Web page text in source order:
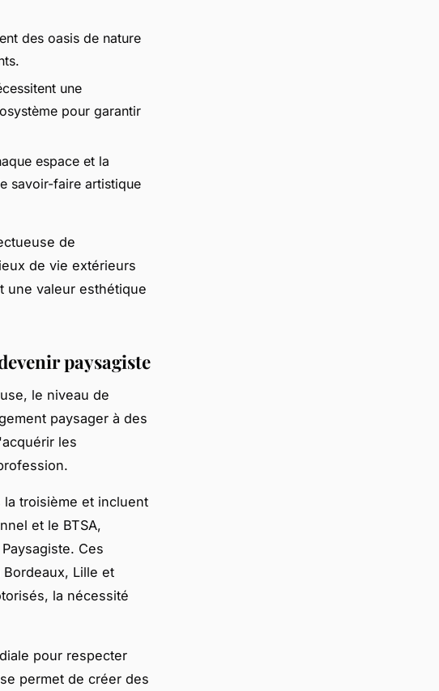
des oasis de nature
une
pour garantir
espace et la
savoir-faire artistique
de
de vie extérieurs
une valeur esthétique
paysagiste
le niveau de
paysager à des
les
troisième et incluent
et le BTSA,
Ces
Lille et
la nécessité
pour respecter
permet de créer des